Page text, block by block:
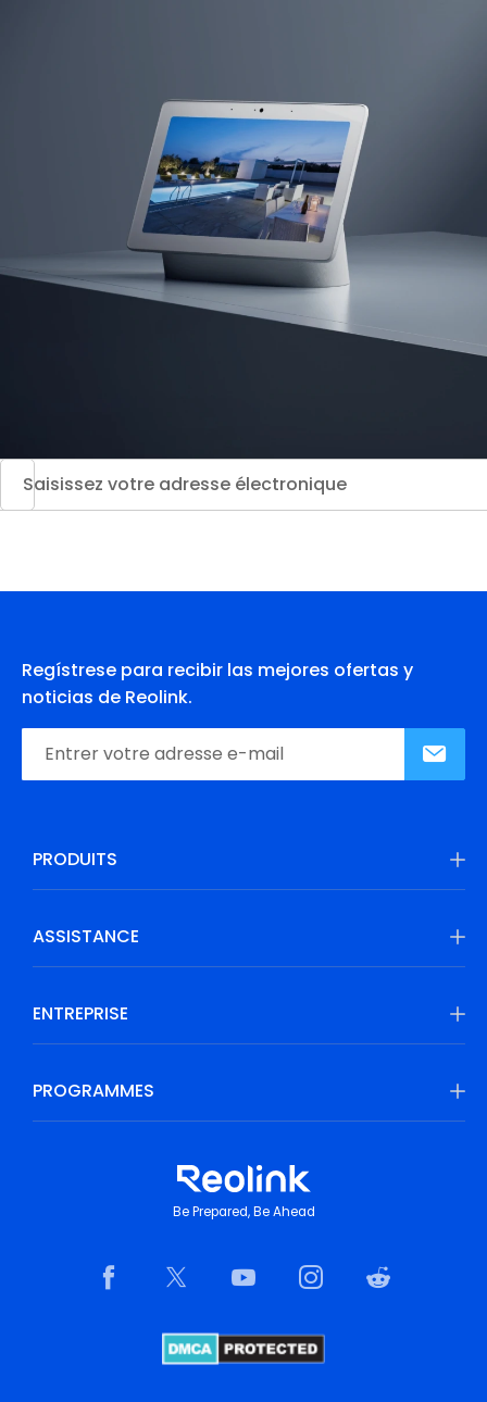
Regístrese para recibir las mejores ofertas y
noticias de Reolink.
PRODUITS
ASSISTANCE
ENTREPRISE
PROGRAMMES
Be Prepared, Be Ahead